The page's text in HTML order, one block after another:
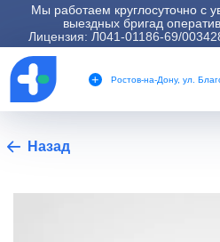
Мы работаем круглосуточно с
выездных бригад
Лицензия: Л041-01186-69/
Ростов-на-Дону, ул.
Назад